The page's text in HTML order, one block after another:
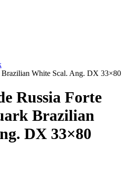
White Scal. Ang. DX 33×80
Russia Forte
Brazilian
DX 33×80